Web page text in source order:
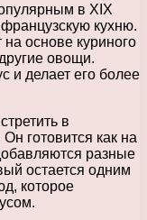
в XIX
кухню.
на основе куриного
овощи.
и делает его более
в
готовится как на
разные
остается одним
которое